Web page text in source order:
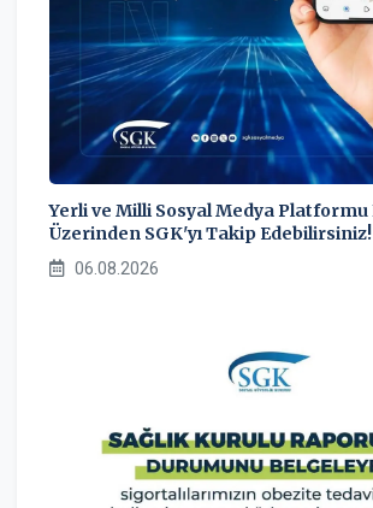
Yerli ve Milli Sosyal Medya Platformu
Üzerinden SGK'yı Takip Edebilirsiniz!
06.08.2026